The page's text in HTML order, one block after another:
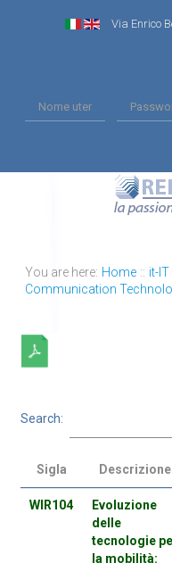
Via Enrico
You are here: Home :: it-IT
Communication
Search:
Sigla Descrizione
WIR104
Evoluzione
delle
tecnologie
la mobilità: